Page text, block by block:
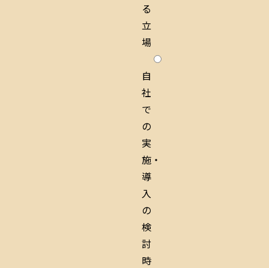
る
立
場
自
社
で
の
実
施・
導
入
の
検
討
時